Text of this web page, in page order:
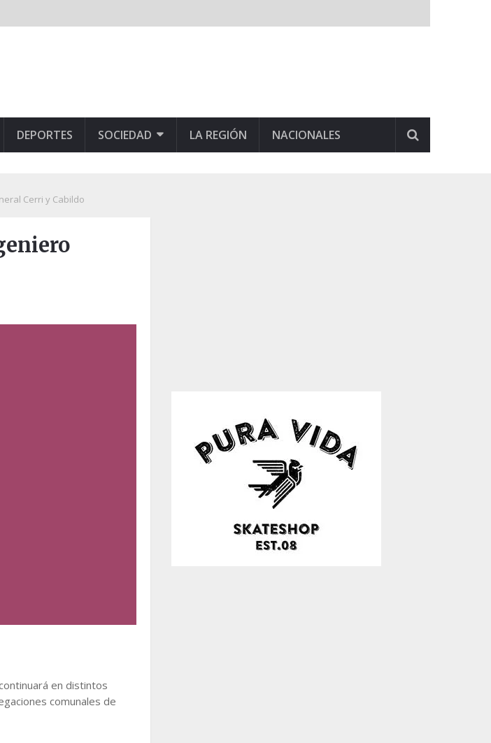
DEPORTES SOCIEDAD LA REGIÓN NACIONALES
Cerri y Cabildo
en distintos
comunales de